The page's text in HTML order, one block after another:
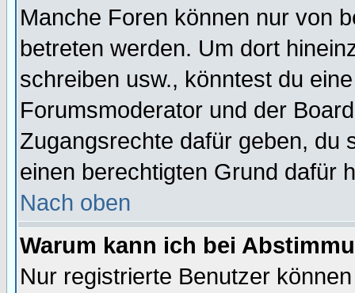
Manche Foren können nur von
betreten werden. Um dort
schreiben usw., könntest du
Forumsmoderator und der
Zugangsrechte dafür geben, du
einen berechtigten Grund dafür
Nach oben
Warum kann ich bei
Nur registrierte Benutzer